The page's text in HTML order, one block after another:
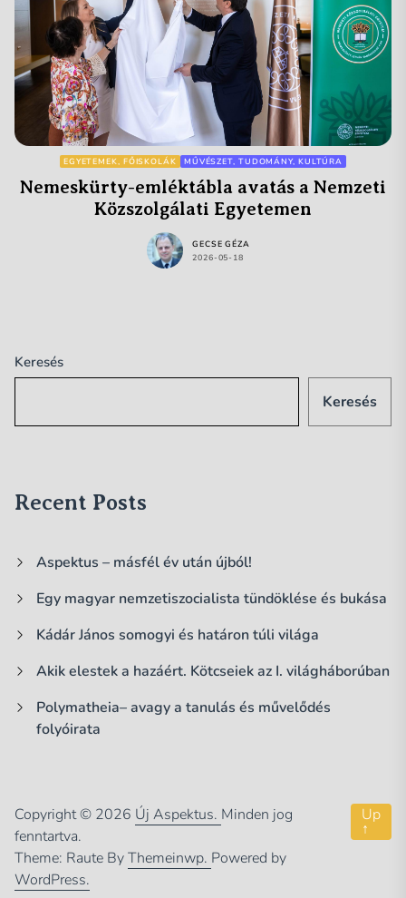
EGYETEMEK, FŐISKOLÁK MŰVÉSZET, TUDOMÁNY, KULTÚRA
Nemeskürty-emléktábla avatás a Nemzeti
Közszolgálati Egyetemen
GECSE GÉZA
2026-05-18
Keresés
Keresés
Recent Posts
Aspektus – másfél év után újból!
Egy magyar nemzetiszocialista tündöklése és bukása
Kádár János somogyi és határon túli világa
Akik elestek a hazáért. Kötcseiek az I. világháborúban
Polymatheia– avagy a tanulás és művelődés
folyóirata
Copyright © 2026 Új Aspektus. Minden jog
fenntartva.
Theme: Raute ByThemeinwp. Powered by
WordPress.
Up
↑